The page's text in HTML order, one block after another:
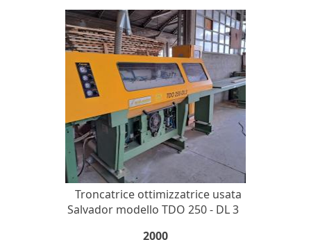
Troncatrice ottimizzatrice usata
Salvador modello TDO 250 - DL 3
2000